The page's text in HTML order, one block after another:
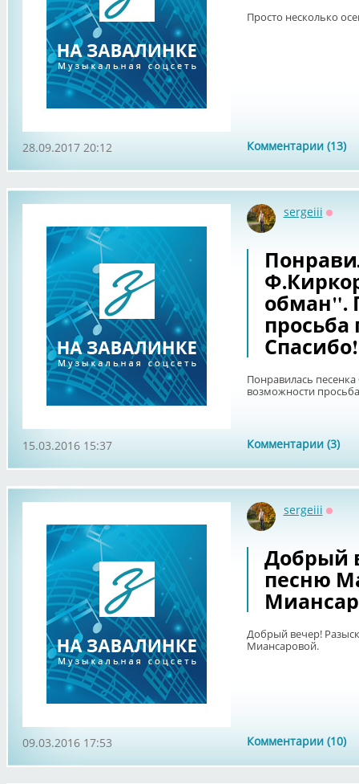
Просто несколько
Комментарии (13)
28.09.2017 20:12
sergeiii
обман".
просьба
Спасибо!
Понравилась
возможности
Комментарии (3)
15.03.2016 15:37
sergeiii
Добрый
песню
Добрый вечер!
Миансаровой.
Комментарии (10)
09.03.2016 17:53